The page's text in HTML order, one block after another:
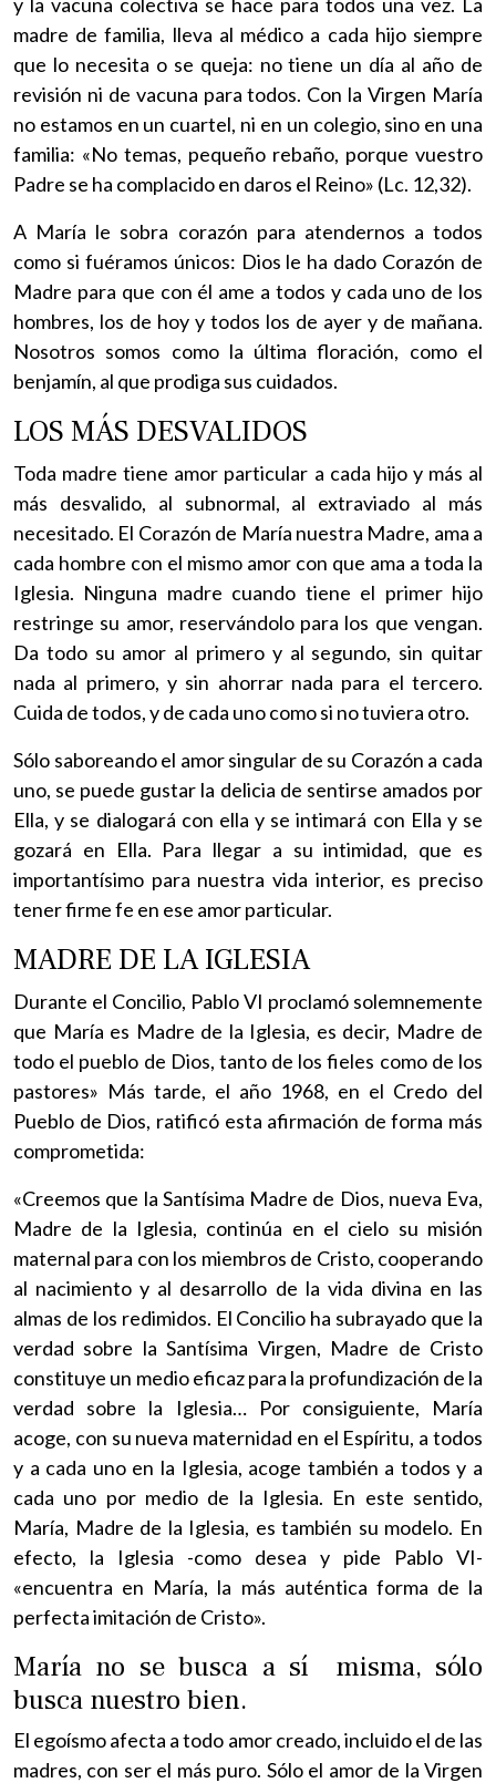
madre de familia, lleva al médico a cada hijo siempre
que lo necesita o se queja: no tiene un día al año de
revisión ni de vacuna para todos. Con la Virgen María
no estamos en un cuartel, ni en un colegio, sino en una
familia: «No temas, pequeño rebaño, porque vuestro
Padre se ha complacido en daros el Reino» (Lc. 12,32).
A María le sobra corazón para atendernos a todos
como si fuéramos únicos: Dios le ha dado Corazón de
Madre para que con él ame a todos y cada uno de los
hombres, los de hoy y todos los de ayer y de mañana.
Nosotros somos como la última floración, como el
benjamín, al que prodiga sus cuidados.
LOS MÁS DESVALIDOS
Toda madre tiene amor particular a cada hijo y más al
más desvalido, al subnormal, al extraviado al más
necesitado. El Corazón de María nuestra Madre, ama a
cada hombre con el mismo amor con que ama a toda la
Iglesia. Ninguna madre cuando tiene el primer hijo
restringe su amor, reservándolo para los que vengan.
Da todo su amor al primero y al segundo, sin quitar
nada al primero, y sin ahorrar nada para el tercero.
Cuida de todos, y de cada uno como si no tuviera otro.
Sólo saboreando el amor singular de su Corazón a cada
uno, se puede gustar la delicia de sentirse amados por
Ella, y se dialogará con ella y se intimará con Ella y se
gozará en Ella. Para llegar a su intimidad, que es
importantísimo para nuestra vida interior, es preciso
tener firme fe en ese amor particular.
MADRE DE LA IGLESIA
Durante el Concilio, Pablo VI proclamó solemnemente
que María es Madre de la Iglesia, es decir, Madre de
todo el pueblo de Dios, tanto de los fieles como de los
pastores» Más tarde, el año 1968, en el Credo del
Pueblo de Dios, ratificó esta afirmación de forma más
comprometida:
«Creemos que la Santísima Madre de Dios, nueva Eva,
Madre de la Iglesia, continúa en el cielo su misión
maternal para con los miembros de Cristo, cooperando
al nacimiento y al desarrollo de la vida divina en las
almas de los redimidos. El Concilio ha subrayado que la
verdad sobre la Santísima Virgen, Madre de Cristo
constituye un medio eficaz para la profundización de la
verdad sobre la Iglesia… Por consiguiente, María
acoge, con su nueva maternidad en el Espíritu, a todos
y a cada uno en la Iglesia, acoge también a todos y a
cada uno por medio de la Iglesia. En este sentido,
María, Madre de la Iglesia, es también su modelo. En
efecto, la Iglesia -como desea y pide Pablo VI-
«encuentra en María, la más auténtica forma de la
perfecta imitación de Cristo».
María no se busca a sí misma, sólo
busca nuestro bien.
El egoísmo afecta a todo amor creado, incluido el de las
madres, con ser el más puro. Sólo el amor de la Virgen